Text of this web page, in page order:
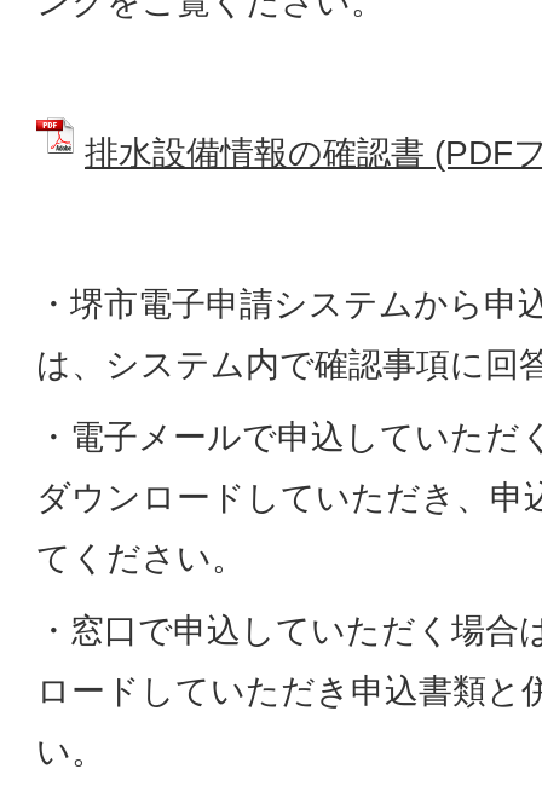
排水設備情報の確認書 (PDF
・堺市電子申請システムから申
は、システム内で確認事項に回
・電子メールで申込していただ
ダウンロードしていただき、申
てください。
・窓口で申込していただく場
ロードしていただき申込書類と
い。